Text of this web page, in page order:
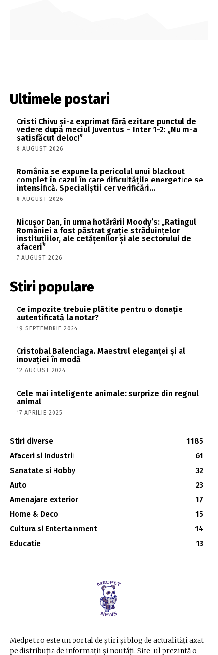
Ultimele postari
Cristi Chivu și-a exprimat fără ezitare punctul de
vedere după meciul Juventus – Inter 1-2: „Nu m-a
satisfăcut deloc!”
8 AUGUST 2026
România se expune la pericolul unui blackout
complet în cazul în care dificultățile energetice se
intensifică. Specialiștii cer verificări…
8 AUGUST 2026
Nicușor Dan, în urma hotărârii Moody’s: „Ratingul
României a fost păstrat grație străduințelor
instituțiilor, ale cetățenilor și ale sectorului de
afaceri”
7 AUGUST 2026
Stiri populare
Ce impozite trebuie plătite pentru o donație
autentificată la notar?
19 SEPTEMBRIE 2024
Cristobal Balenciaga. Maestrul eleganței și al
inovației în modă
12 AUGUST 2024
Cele mai inteligente animale: surprize din regnul
animal
17 APRILIE 2025
Stiri diverse
1185
Afaceri si Industrii
61
Sanatate si Hobby
32
Auto
23
Amenajare exterior
17
Home & Deco
15
Cultura si Entertainment
14
Educatie
13
Medpet.ro este un portal de știri și blog de actualități axat
pe distribuția de informații și noutăți. Site-ul prezintă o